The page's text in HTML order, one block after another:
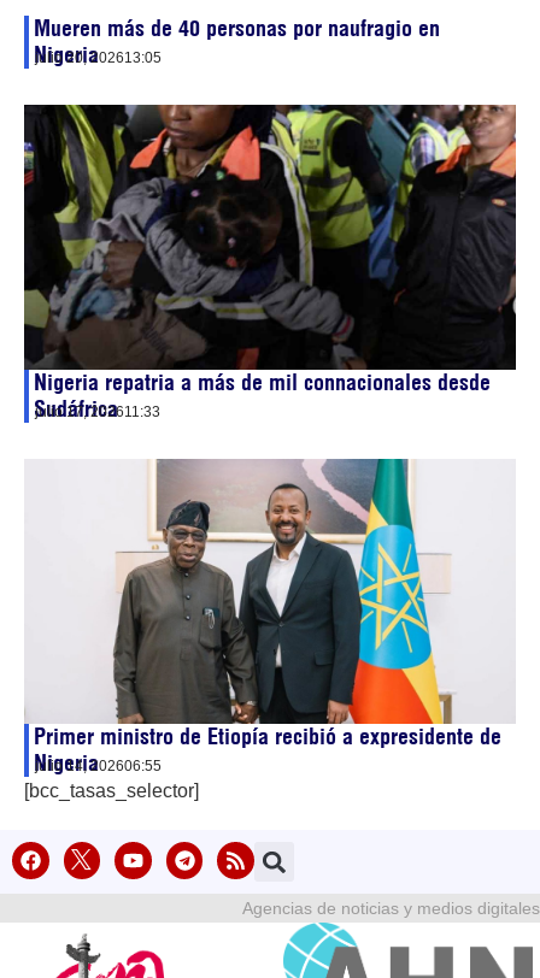
Mueren más de 40 personas por naufragio en
Nigeria
julio 20, 202613:05
Nigeria repatria a más de mil connacionales desde
Sudáfrica
julio 17, 202611:33
Primer ministro de Etiopía recibió a expresidente de
Nigeria
julio 14, 202606:55
[bcc_tasas_selector]
Agencias de noticias y medios digitales